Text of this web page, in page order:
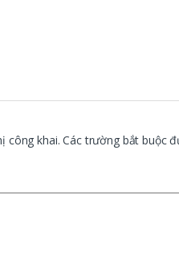
công khai. Các trường bắt buộc